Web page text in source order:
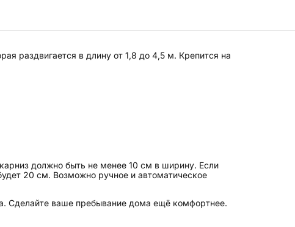
раздвигается в длину от 1,8 до 4,5 м. Крепится на
должно быть не менее 10 см в ширину. Если
20 см. Возможно ручное и автоматическое
Сделайте ваше пребывание дома ещё комфортнее.